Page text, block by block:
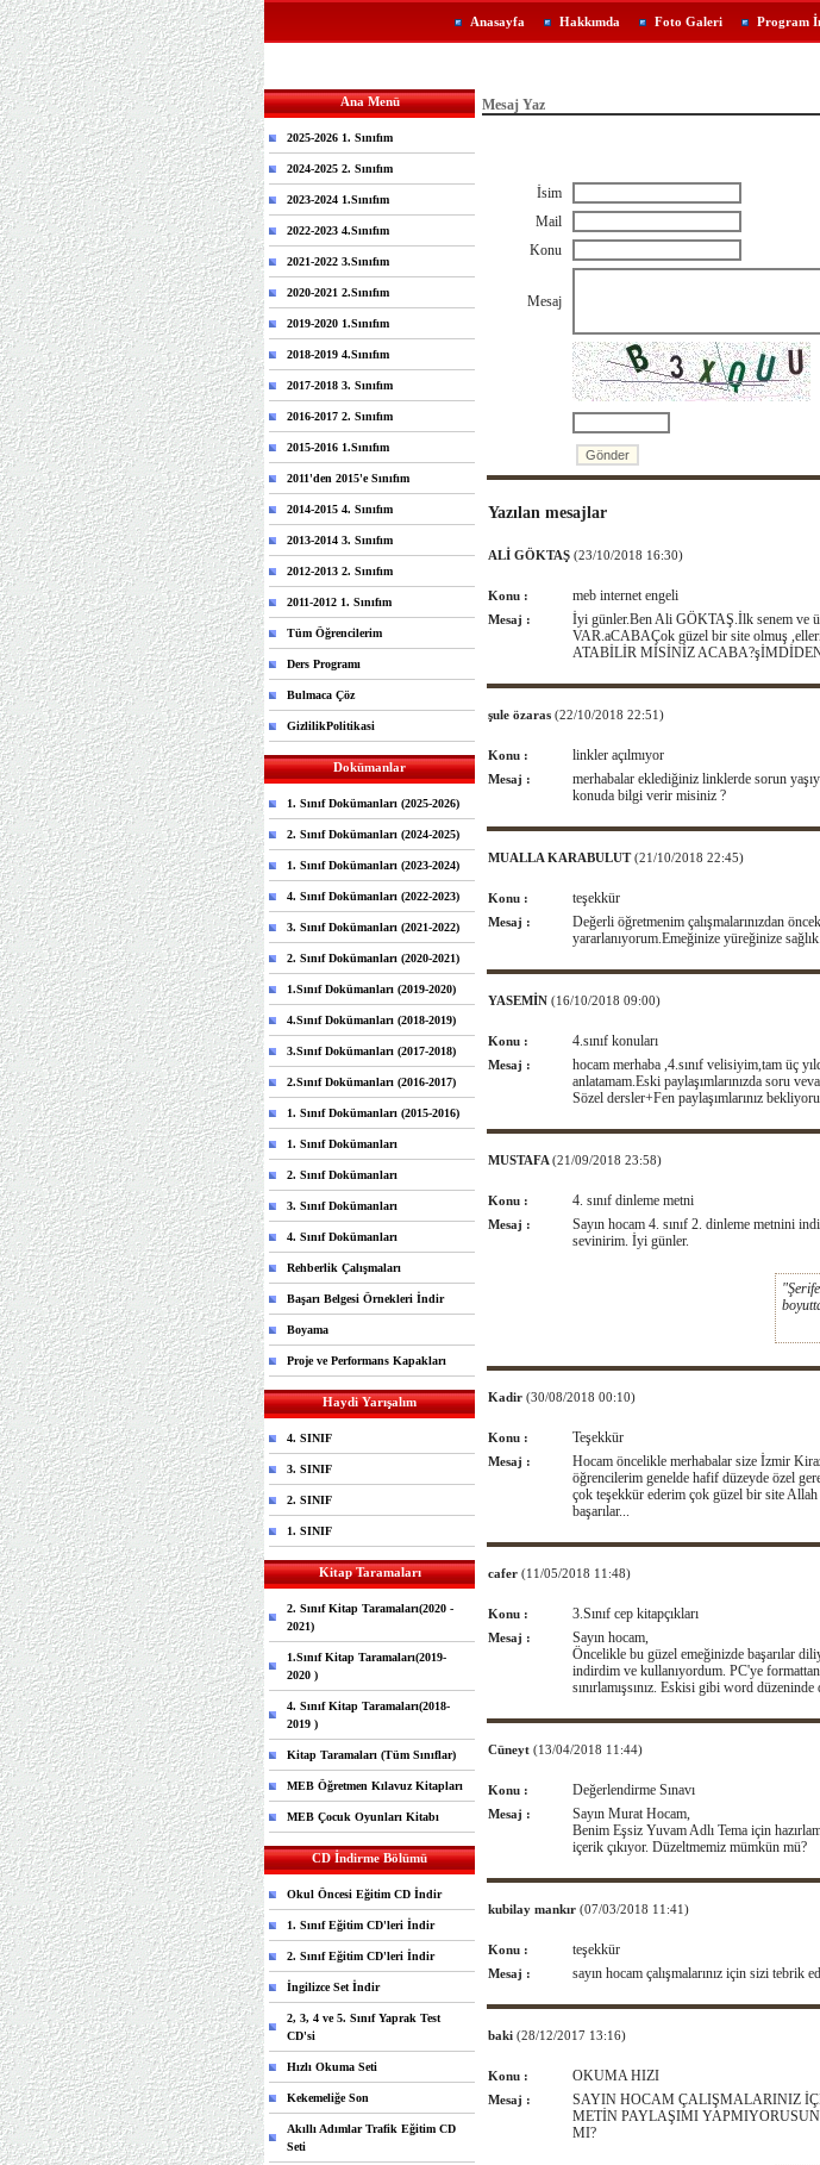
Anasayfa Hakkımda Foto Galeri Program
Ana Menü
2025-2026 1. Sınıfım
2024-2025 2. Sınıfım
2023-2024 1.Sınıfım
2022-2023 4.Sınıfım
2021-2022 3.Sınıfım
2020-2021 2.Sınıfım
2019-2020 1.Sınıfım
2018-2019 4.Sınıfım
2017-2018 3. Sınıfım
2016-2017 2. Sınıfım
2015-2016 1.Sınıfım
2011'den 2015'e Sınıfım
2014-2015 4. Sınıfım
2013-2014 3. Sınıfım
2012-2013 2. Sınıfım
2011-2012 1. Sınıfım
Tüm Öğrencilerim
Ders Programı
Bulmaca Çöz
GizlilikPolitikasi
Dokümanlar
1. Sınıf Dokümanları (2025-2026)
2. Sınıf Dokümanları (2024-2025)
1. Sınıf Dokümanları (2023-2024)
4. Sınıf Dokümanları (2022-2023)
3. Sınıf Dokümanları (2021-2022)
2. Sınıf Dokümanları (2020-2021)
1.Sınıf Dokümanları (2019-2020)
4.Sınıf Dokümanları (2018-2019)
3.Sınıf Dokümanları (2017-2018)
2.Sınıf Dokümanları (2016-2017)
1. Sınıf Dokümanları (2015-2016)
1. Sınıf Dokümanları
2. Sınıf Dokümanları
3. Sınıf Dokümanları
4. Sınıf Dokümanları
Rehberlik Çalışmaları
Başarı Belgesi Örnekleri İndir
Boyama
Proje ve Performans Kapakları
Haydi Yarışalım
4. SINIF
3. SINIF
2. SINIF
1. SINIF
Kitap Taramaları
2. Sınıf Kitap Taramaları(2020 -
2021)
1.Sınıf Kitap Taramaları(2019-
2020 )
4. Sınıf Kitap Taramaları(2018-
2019 )
Kitap Taramaları (Tüm Sınıflar)
MEB Öğretmen Kılavuz Kitapları
MEB Çocuk Oyunları Kitabı
CD İndirme Bölümü
Okul Öncesi Eğitim CD İndir
1. Sınıf Eğitim CD'leri İndir
2. Sınıf Eğitim CD'leri İndir
İngilizce Set İndir
2, 3, 4 ve 5. Sınıf Yaprak Test
CD'si
Hızlı Okuma Seti
Kekemeliğe Son
Akıllı Adımlar Trafik Eğitim CD
Seti
Mesaj Yaz
İsim
Mail
Konu
Mesaj
Yazılan mesajlar
ALİ GÖKTAŞ (23/10/2018 16:30)
Konu : meb internet engeli
Mesaj :
İyi günler.Ben Ali GÖKTAŞ.İlk senem ve
VAR.aCABAÇok güzel bir site olmuş
ATABİLİR MİSİNİZ
şule özaras (22/10/2018 22:51)
Konu : linkler açılmıyor
Mesaj :
merhabalar eklediğiniz linklerde sorun
konuda bilgi verir misiniz ?
MUALLA KARABULUT(21/10/2018 22:45)
Konu : teşekkür
Mesaj :
Değerli öğretmenim çalışmalarınızdan
yararlanıyorum.Emeğinize yüreğinize
YASEMİN (16/10/2018 09:00)
Konu : 4.sınıf konuları
Mesaj :
hocam merhaba ,4.sınıf velisiyim,tam üç
anlatamam.Eski paylaşımlarınızda soru
Sözel dersler+Fen paylaşımlarınız
MUSTAFA (21/09/2018 23:58)
Konu : 4. sınıf dinleme metni
Mesaj :
Sayın hocam 4. sınıf 2. dinleme metnini
sevinirim. İyi günler.
Kadir (30/08/2018 00:10)
Konu : Teşekkür
Mesaj :
Hocam öncelikle merhabalar size İzmir
öğrencilerim genelde hafif düzeyde özel
çok teşekkür ederim çok güzel bir site
başarılar...
cafer (11/05/2018 11:48)
Konu : 3.Sınıf cep kitapçıkları
Mesaj :
Sayın hocam,
Öncelikle bu güzel emeğinizde başarılar
indirdim ve kullanıyordum. PC'ye formattan
sınırlamışsınız. Eskisi gibi word
Cüneyt (13/04/2018 11:44)
Konu : Değerlendirme Sınavı
Mesaj :
Sayın Murat Hocam,
Benim Eşsiz Yuvam Adlı Tema için
içerik çıkıyor. Düzeltmemiz mümkün mü?
kubilay mankır (07/03/2018 11:41)
Konu : teşekkür
Mesaj : sayın hocam çalışmalarınız için sizi
baki (28/12/2017 13:16)
Konu : OKUMA HIZI
Mesaj :
SAYIN HOCAM ÇALIŞMALARINIZ
METİN PAYLAŞIMI
MI?